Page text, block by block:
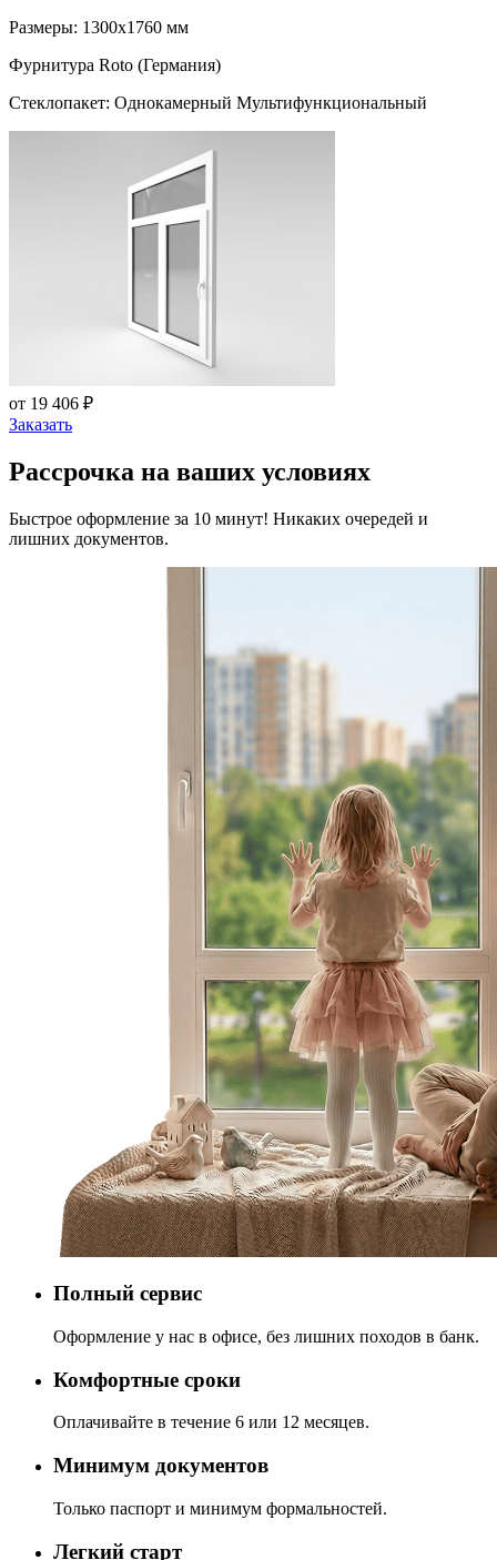
Размеры: 1300x1760 мм
Фурнитура Roto (Германия)
Стеклопакет: Однокамерный Мультифункциональный
от 19 406 ₽
Заказать
Рассрочка на ваших условиях
Быстрое оформление за 10 минут! Никаких очередей и
лишних документов.
Полный сервис
Оформление у нас в офисе, без лишних походов в банк.
Комфортные сроки
Оплачивайте в течение 6 или 12 месяцев.
Минимум документов
Только паспорт и минимум формальностей.
Легкий старт